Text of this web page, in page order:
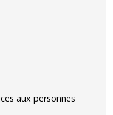
aux personnes